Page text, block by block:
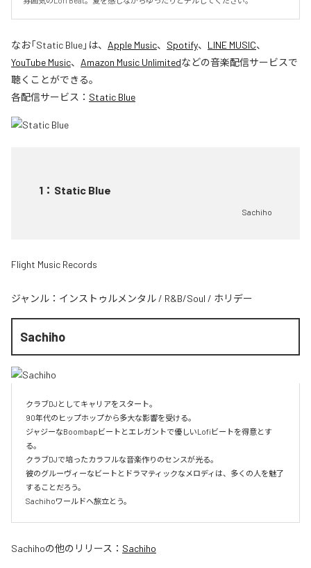
なお「Static Blue」は、 Apple Music、 Spotify、 LINE MUSIC、
YouTube Music、 Amazon Music Unlimitedなどの音楽配信サービスで
聴くことができる。
各配信サービス： Static Blue
1 ： Static Blue
Sachiho
Flight Music Records
ジャンル： インストゥルメンタル / R&B/Soul / ホリデー
Sachiho
クラブDJとしてキャリアをスタート。
90年代のヒップホップから多大な影響を受ける。
ジャジーなBoombapビートとエレガントで優しいLofiビートを得意とす
る。
クラブDJで培ったカラフルな音楽作りのセンスが光る。
彼のグルーヴィーなビートとドラマティックなメロディは、多くの人を魅了
することだろう。
Sachihoワールドへ旅立とう。
Sachihoの他のリリース： Sachiho